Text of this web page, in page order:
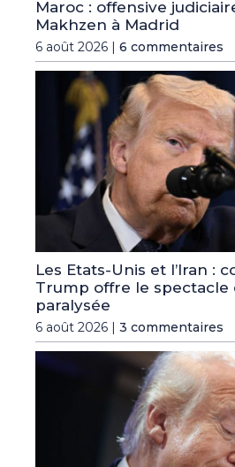
Maroc : offensive
Makhzen à Madrid
6 août 2026 | 6 commentaires
Les Etats-Unis et l’Iran :
Trump offre le spectacle
paralysée
6 août 2026 | 3 commentaires